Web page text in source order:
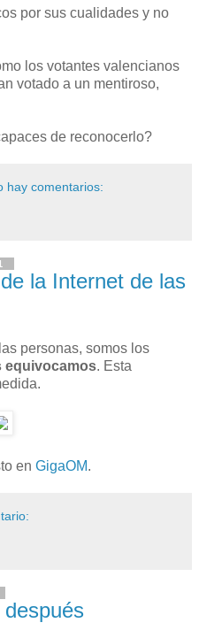
por sus cualidades y no
los votantes valencianos
votado a un mentiroso,
de reconocerlo?
hay comentarios:
la Internet de las
personas, somos los
equivocamos. Esta
en GigaOM.